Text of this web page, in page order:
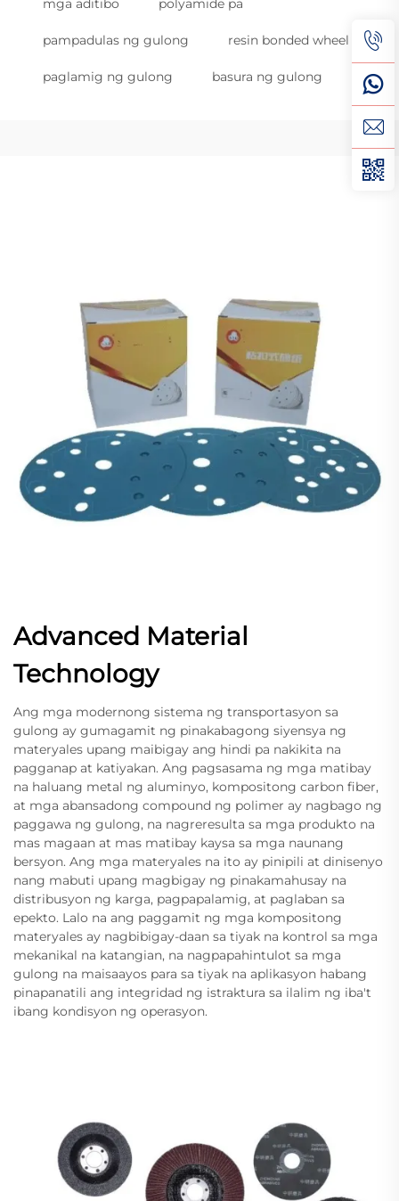
mga aditibo polyamide pa
pampadulas ng gulong resin bonded wheel
paglamig ng gulong basura ng gulong
Advanced Material
Technology
Ang mga modernong sistema ng transportasyon sa
gulong ay gumagamit ng pinakabagong siyensya ng
materyales upang maibigay ang hindi pa nakikita na
pagganap at katiyakan. Ang pagsasama ng mga matibay
na haluang metal ng aluminyo, kompositong carbon fiber,
at mga abansadong compound ng polimer ay nagbago ng
paggawa ng gulong, na nagreresulta sa mga produkto na
mas magaan at mas matibay kaysa sa mga naunang
bersyon. Ang mga materyales na ito ay pinipili at dinisenyo
nang mabuti upang magbigay ng pinakamahusay na
distribusyon ng karga, pagpapalamig, at paglaban sa
epekto. Lalo na ang paggamit ng mga kompositong
materyales ay nagbibigay-daan sa tiyak na kontrol sa mga
mekanikal na katangian, na nagpapahintulot sa mga
gulong na maisaayos para sa tiyak na aplikasyon habang
pinapanatili ang integridad ng istraktura sa ilalim ng iba't
ibang kondisyon ng operasyon.